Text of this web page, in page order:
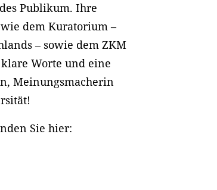
Publikum. Ihre
dem Kuratorium –
– sowie dem ZKM
Worte und eine
Meinungsmacherin
Sie hier: